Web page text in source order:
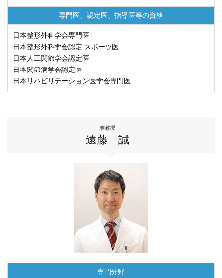
専門医、認定医、 指導医等の資格
日本整形外科学会専門医
日本整形外科学会認定 スポーツ医
日本人工関節学会認定医
日本関節病学会認定医
日本リハビリテーション医学会専門医
准教授
遠藤 誠
専門分野